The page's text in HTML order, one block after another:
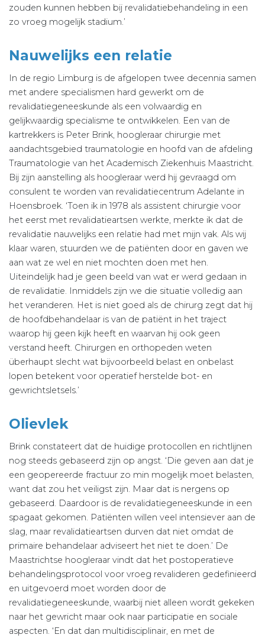
zouden kunnen hebben bij revalidatiebehandeling in een
zo vroeg mogelijk stadium.’
Nauwelijks een relatie
In de regio Limburg is de afgelopen twee decennia samen
met andere specialismen hard gewerkt om de
revalidatiegeneeskunde als een volwaardig en
gelijkwaardig specialisme te ontwikkelen. Een van de
kartrekkers is Peter Brink, hoogleraar chirurgie met
aandachtsgebied traumatologie en hoofd van de afdeling
Traumatologie van het Academisch Ziekenhuis Maastricht.
Bij zijn aanstelling als hoogleraar werd hij gevraagd om
consulent te worden van revalidatiecentrum Adelante in
Hoensbroek. ‘Toen ik in 1978 als assistent chirurgie voor
het eerst met revalidatieartsen werkte, merkte ik dat de
revalidatie nauwelijks een relatie had met mijn vak. Als wij
klaar waren, stuurden we de patiënten door en gaven we
aan wat ze wel en niet mochten doen met hen.
Uiteindelijk had je geen beeld van wat er werd gedaan in
de revalidatie. Inmiddels zijn we die situatie volledig aan
het veranderen. Het is niet goed als de chirurg zegt dat hij
de hoofdbehandelaar is van de patiënt in het traject
waarop hij geen kijk heeft en waarvan hij ook geen
verstand heeft. Chirurgen en orthopeden weten
überhaupt slecht wat bijvoorbeeld belast en onbelast
lopen betekent voor operatief herstelde bot- en
gewrichtsletsels.’
Olievlek
Brink constateert dat de huidige protocollen en richtlijnen
nog steeds gebaseerd zijn op angst. ‘Die geven aan dat je
een geopereerde fractuur zo min mogelijk moet belasten,
want dat zou het veiligst zijn. Maar dat is nergens op
gebaseerd. Daardoor is de revalidatiegeneeskunde in een
spagaat gekomen. Patiënten willen veel intensiever aan de
slag, maar revalidatieartsen durven dat niet omdat de
primaire behandelaar adviseert het niet te doen.’ De
Maastrichtse hoogleraar vindt dat het postoperatieve
behandelingsprotocol voor vroeg revalideren gedefinieerd
en uitgevoerd moet worden door de
revalidatiegeneeskunde, waarbij niet alleen wordt gekeken
naar het gewricht maar ook naar participatie en sociale
aspecten. ‘En dat dan multidisciplinair, en met de